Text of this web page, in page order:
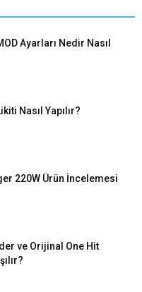
Ayarları Nedir Nasıl
Nasıl Yapılır?
220W Ürün İncelemesi
ve Orijinal One Hit